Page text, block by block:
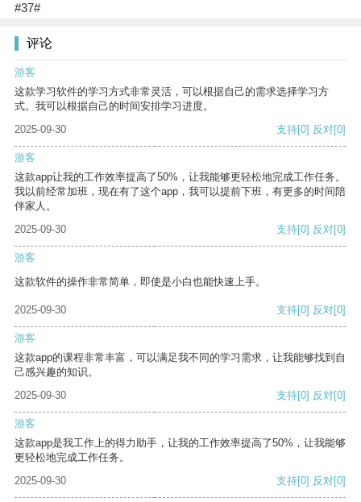
#37#
评论
游客
这款学习软件的学习方式非常灵活，可以根据自己的需求选择学习方
式。我可以根据自己的时间安排学习进度。
2025-09-30
支持[0] 反对[0]
游客
这款app让我的工作效率提高了50%，让我能够更轻松地完成工作任务。
我以前经常加班，现在有了这个app，我可以提前下班，有更多的时间陪
伴家人。
2025-09-30
支持[0] 反对[0]
游客
这款软件的操作非常简单，即使是小白也能快速上手。
2025-09-30 支持[0] 反对[0]
游客
这款app的课程非常丰富，可以满足我不同的学习需求，让我能够找到自
己感兴趣的知识。
2025-09-30
支持[0] 反对[0]
游客
这款app是我工作上的得力助手，让我的工作效率提高了50%，让我能够
更轻松地完成工作任务。
2025-09-30
支持[0] 反对[0]